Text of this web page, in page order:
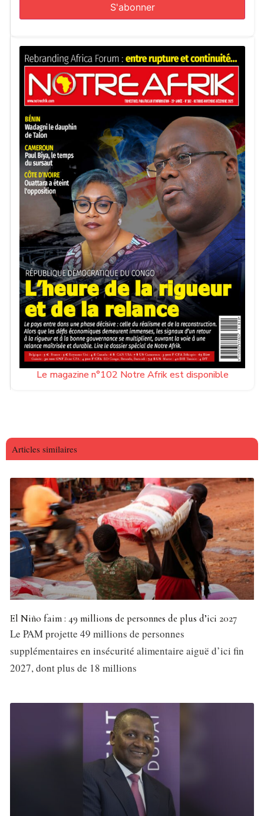
Le magazine n°102 Notre Afrik est disponible
Articles similaires
El Niño faim : 49 millions de personnes de plus d’ici 2027
Le PAM projette 49 millions de personnes
supplémentaires en insécurité alimentaire aiguë d’ici fin
2027, dont plus de 18 millions